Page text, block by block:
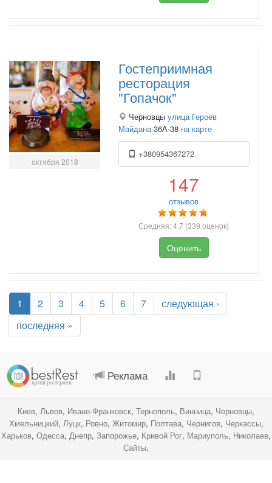
октября 2018
Гостеприимная
ресторация
"Гопачок"
Черновцы улица Героев
Майдана 36А-38 на карте
+380954367272
147
отзывов
Средняя:4.7 (339 оценок)
Оценить
1 2 3 4 5 6 7
следующая ›
последняя »
Реклама
Киев, Львов, Ивано-Франковск, Тернополь, Винница, Черновцы,
Хмельницкий, Луцк, Ровно, Житомир, Полтава, Чернигов, Черкассы,
Харьков, Одесса, Днепр, Запорожье, Кривой Рог, Мариуполь, Николаев,
Сайты.